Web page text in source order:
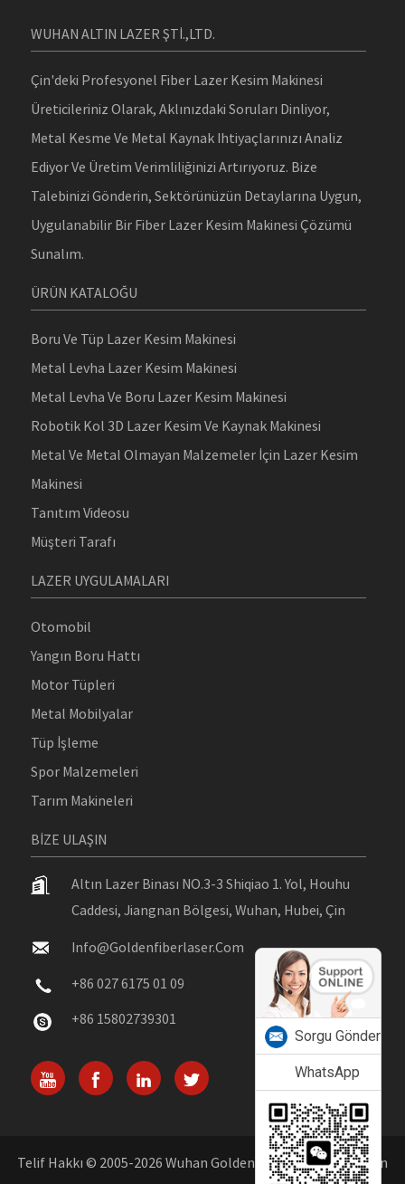
WUHAN ALTIN ​​LAZER ŞTİ.,LTD.
Çin'deki Profesyonel Fiber Lazer Kesim Makinesi
Üreticileriniz Olarak, Aklınızdaki Soruları Dinliyor,
Metal Kesme Ve Metal Kaynak Ihtiyaçlarınızı Analiz
Ediyor Ve Üretim Verimliliğinizi Artırıyoruz. Bize
Talebinizi Gönderin, Sektörünüzün Detaylarına Uygun,
Uygulanabilir Bir Fiber Lazer Kesim Makinesi Çözümü
Sunalım.
ÜRÜN KATALOĞU
Boru Ve Tüp Lazer Kesim Makinesi
Metal Levha Lazer Kesim Makinesi
Metal Levha Ve Boru Lazer Kesim Makinesi
Robotik Kol 3D Lazer Kesim Ve Kaynak Makinesi
Metal Ve Metal Olmayan Malzemeler İçin Lazer Kesim
Makinesi
Tanıtım Videosu
Müşteri Tarafı
LAZER UYGULAMALARI
Otomobil
Yangın Boru Hattı
Motor Tüpleri
Metal Mobilyalar
Tüp İşleme
Spor Malzemeleri
Tarım Makineleri
BIZE ULAŞIN
Altın Lazer Binası NO.3-3 Shiqiao 1. Yol, Houhu
Caddesi, Jiangnan Bölgesi, Wuhan, Hubei, Çin
Info@goldenfiberlaser.com
+86 027 6175 01 09
+86 15802739301
Telif Hakkı © 2005-2026 Wuhan Golden Laser Co., Ltd. - Çin'in
Sorgu Gönder
WhatsApp